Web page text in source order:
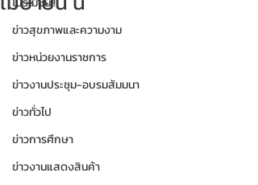
ข่าวสุขภาพและความงาม
ข่าวหน่วยงานราชการ
ข่าวงานประชุม-อบรมสัมมนา
ข่าวทั่วไป
ข่าวการศึกษา
ข่าวงานแสดงสินค้า